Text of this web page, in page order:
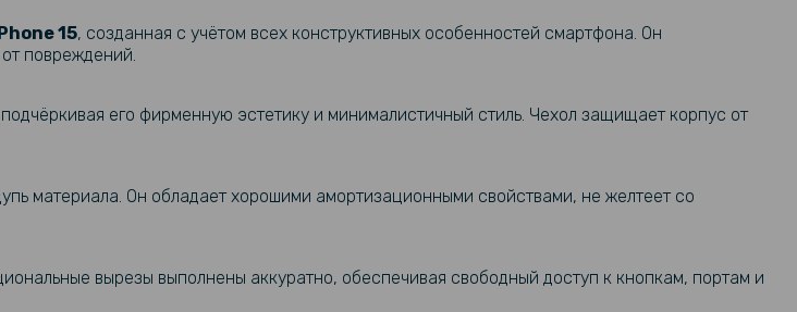
15, созданная с учётом всех конструктивных особенностей смартфона. Он
повреждений.
его фирменную эстетику и минималистичный стиль. Чехол защищает корпус от
материала. Он обладает хорошими амортизационными свойствами, не желтеет со
вырезы выполнены аккуратно, обеспечивая свободный доступ к кнопкам, портам и